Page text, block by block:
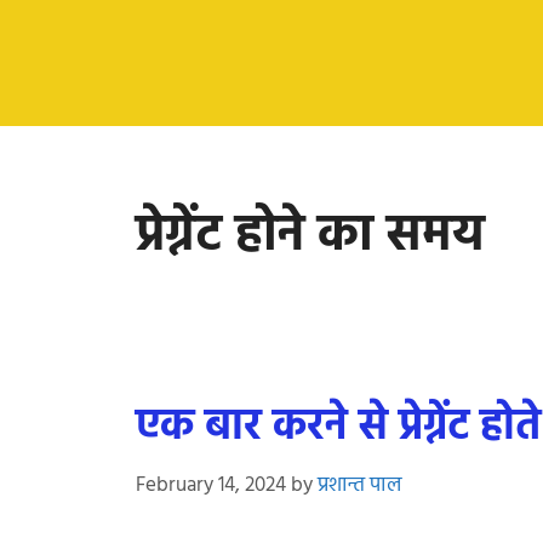
प्रेग्नेंट होने का समय
एक बार करने से प्रेग्नेंट
February 14, 2024byप्रशान्त पाल